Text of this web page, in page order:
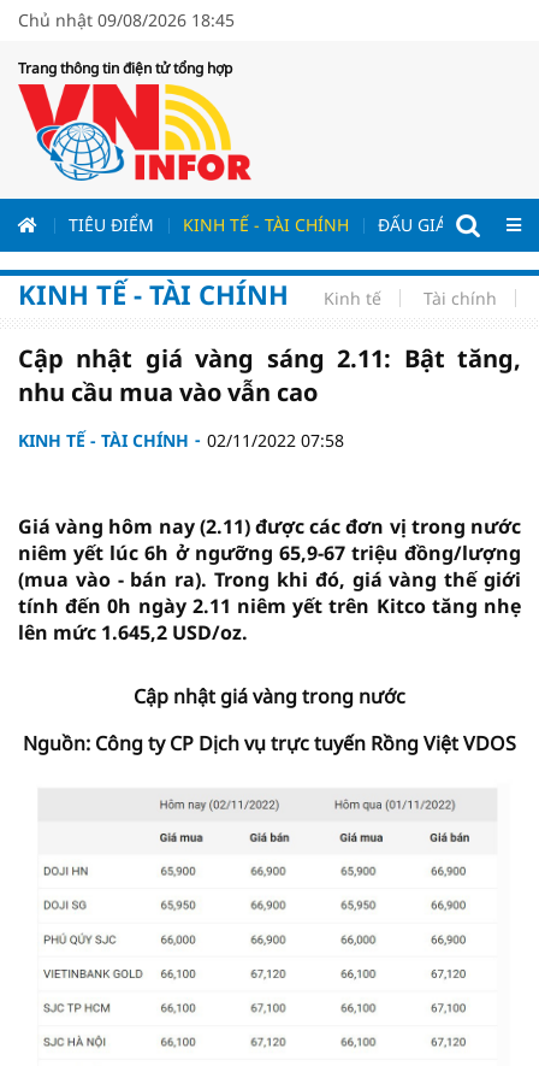
Chủ nhật 09/08/2026 18:45
Trang thông tin điện tử tổng hợp
TIÊU ĐIỂM KINH TẾ - TÀI CHÍNH ĐẤU GIÁ - ĐẤU
KINH TẾ - TÀI CHÍNH Kinh tế Tài chính
Cập nhật giá vàng sáng 2.11: Bật tăng,
nhu cầu mua vào vẫn cao
KINH TẾ - TÀI CHÍNH 02/11/2022 07:58
Giá vàng hôm nay (2.11) được các đơn vị trong nước
niêm yết lúc 6h ở ngưỡng 65,9-67 triệu đồng/lượng
(mua vào - bán ra). Trong khi đó, giá vàng thế giới
tính đến 0h ngày 2.11 niêm yết trên Kitco tăng nhẹ
lên mức 1.645,2 USD/oz.
Cập nhật giá vàng trong nước
Nguồn: Công ty CP Dịch vụ trực tuyến Rồng Việt VDOS